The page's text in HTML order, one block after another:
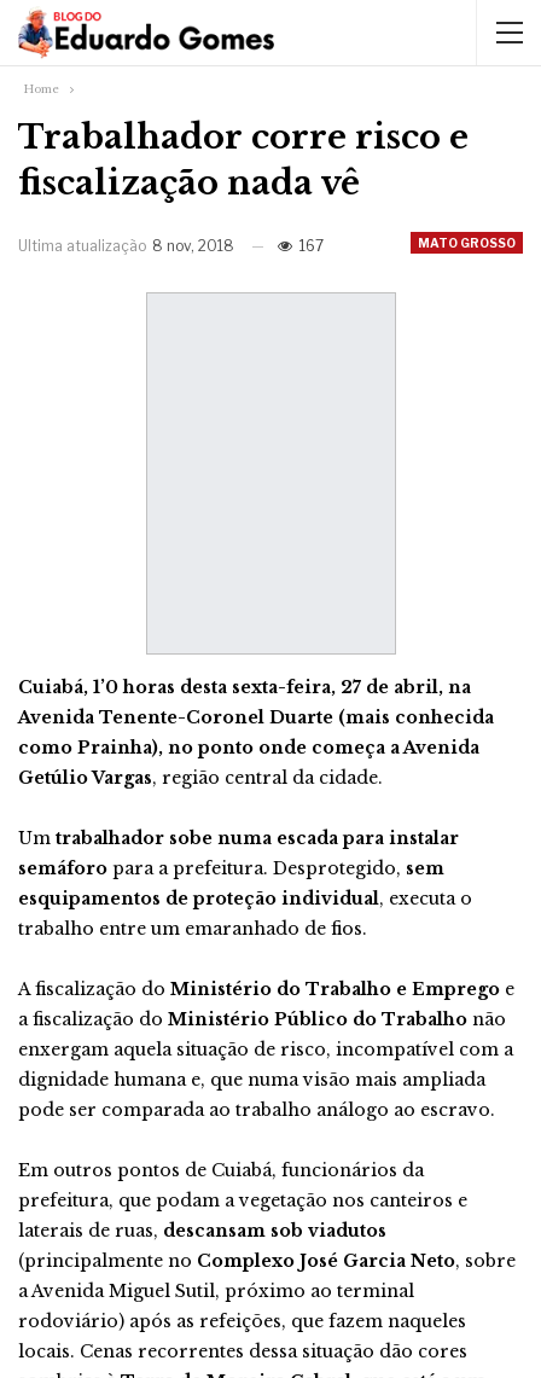
Home
Trabalhador corre risco e
fiscalização nada vê
MATO GROSSO
Ultima atualização 8 nov, 2018 167
Cuiabá, 1’0 horas desta sexta-feira, 27 de abril, na
Avenida Tenente-Coronel Duarte (mais conhecida
como Prainha), no ponto onde começa a Avenida
Getúlio Vargas, região central da cidade.
Um trabalhador sobe numa escada para instalar
semáforo para a prefeitura. Desprotegido, sem
esquipamentos de proteção individual, executa o
trabalho entre um emaranhado de fios.
A fiscalização do Ministério do Trabalho e Emprego e
a fiscalização do Ministério Público do Trabalho não
enxergam aquela situação de risco, incompatível com a
dignidade humana e, que numa visão mais ampliada
pode ser comparada ao trabalho análogo ao escravo.
Em outros pontos de Cuiabá, funcionários da
prefeitura, que podam a vegetação nos canteiros e
laterais de ruas, descansam sob viadutos
(principalmente no Complexo José Garcia Neto, sobre
a Avenida Miguel Sutil, próximo ao terminal
rodoviário) após as refeições, que fazem naqueles
locais. Cenas recorrentes dessa situação dão cores